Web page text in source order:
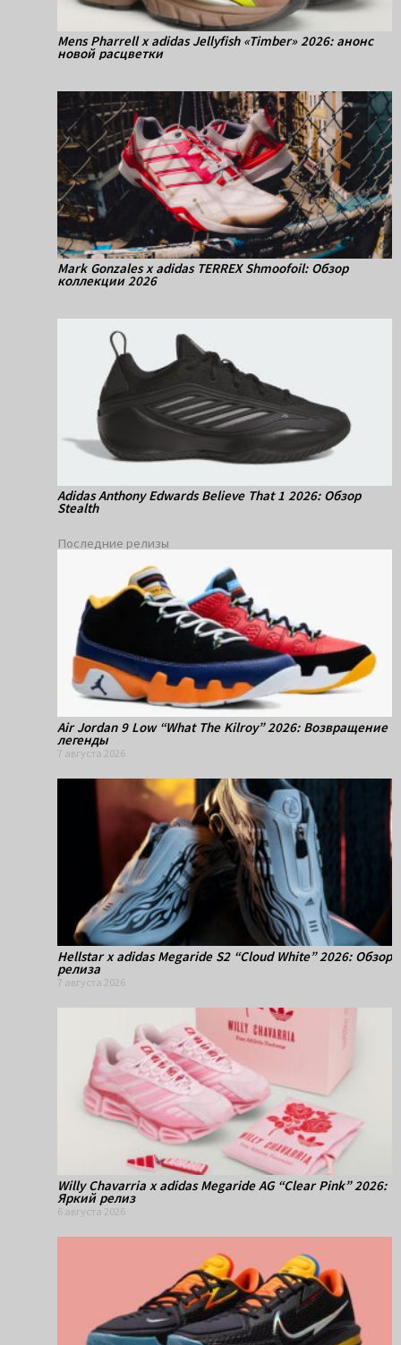
Mens Pharrell x adidas Jellyfish «Timber» 2026: анонс
новой расцветки
Mark Gonzales x adidas TERREX Shmoofoil: Обзор
коллекции 2026
Adidas Anthony Edwards Believe That 1 2026: Обзор
Stealth
Последние релизы
Air Jordan 9 Low “What The Kilroy” 2026: Возвращение
легенды
7 августа 2026
Hellstar x adidas Megaride S2 “Cloud White” 2026: Обзор
релиза
7 августа 2026
Willy Chavarria x adidas Megaride AG “Clear Pink” 2026:
Яркий релиз
6 августа 2026